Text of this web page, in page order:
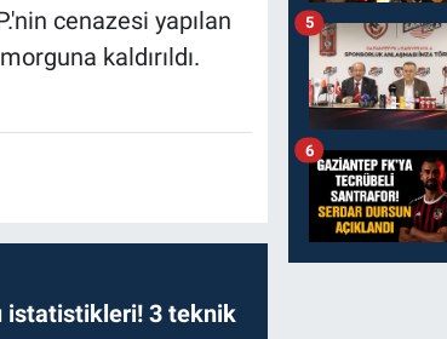
cenazesi yapılan
kaldırıldı.
istatistikleri! 3 teknik
5
6